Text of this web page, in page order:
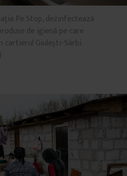
Pe Stop, dezinfectează
de igienă pe care
cartierul Giulești-Sârbi.